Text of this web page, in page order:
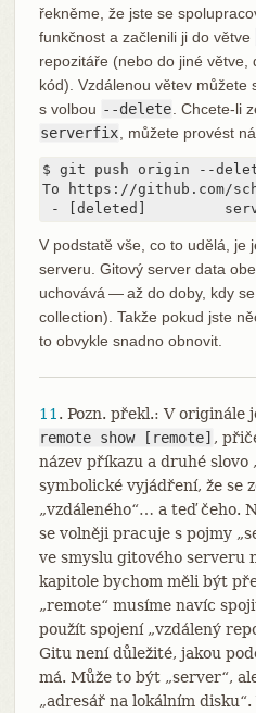
řekněme, že jste se
funkčnost a začlenili ji do větve
repozitáře (nebo do jiné
kód). Vzdálenou větev můžete
s volbou --delete. Chcete-li
serverfix, můžete provést
$ git push origin --
To https://github.com/
- [deleted]
V podstatě vše, co to udělá, je
serveru. Gitový server data
uchovává — až do doby, kdy
collection). Takže pokud jste
to obvykle snadno obnovit.
11. Pozn. překl.: V originále
remote show [remote] ,
název příkazu a druhé slovo
symbolické vyjádření, že se
„vzdáleného“…​ a teď čeho.
se volněji pracuje s pojmy
ve smyslu gitového serveru
kapitole bychom měli být
„remote“ musíme navíc
použít spojení „vzdálený
Gitu není důležité, jakou
má. Může to být „server“,
„adresář na lokálním